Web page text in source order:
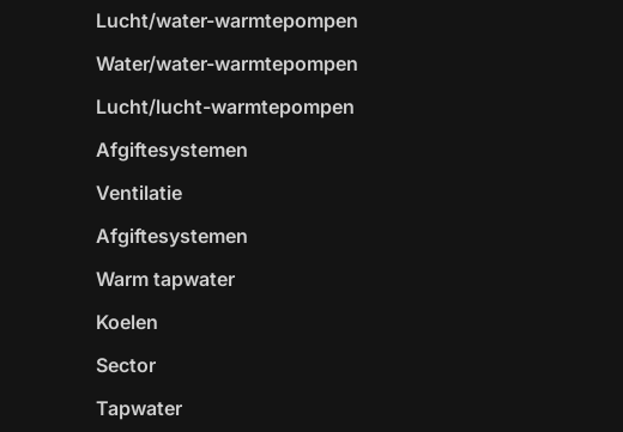
Lucht/water-warmtepompen
Water/water-warmtepompen
Lucht/lucht-warmtepompen
Afgiftesystemen
Ventilatie
Afgiftesystemen
Warm tapwater
Koelen
Sector
Tapwater